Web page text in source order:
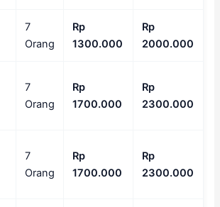
7
Orang
Rp
1300.000
Rp
2000.000
7
Orang
Rp
1700.000
Rp
2300.000
7
Orang
Rp
1700.000
Rp
2300.000